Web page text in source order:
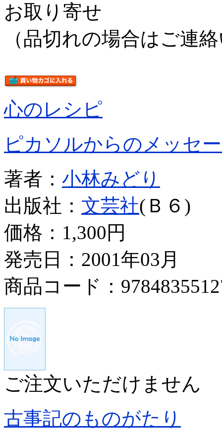
お取り寄せ
（品切れの場合はご連
心のレシピ
ピカソルからのメッセ
著者： 小林みどり
出版社： 文芸社(Ｂ６)
価格： 1,300円
発売日：2001年03月
商品コード：
ご注文いただけません
古事記のものがたり